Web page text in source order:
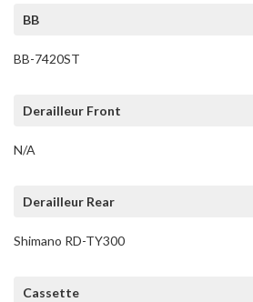
BB
BB-7420ST
Derailleur Front
N/A
Derailleur Rear
Shimano RD-TY300
Cassette